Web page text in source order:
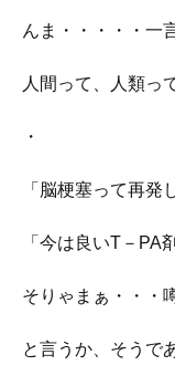
んま・・・・・一
人間って、人類っ
・
「脳梗塞って再発
「今は良いT－PA
そりゃまぁ・・・
と言うか、そうで